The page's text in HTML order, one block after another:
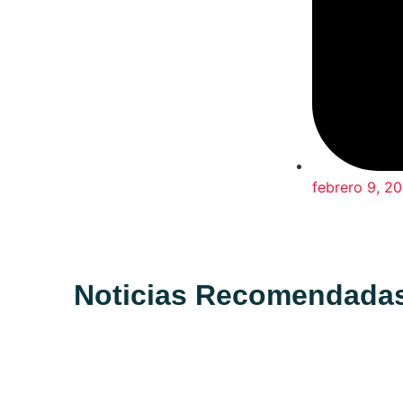
febrero 9,
Noticias